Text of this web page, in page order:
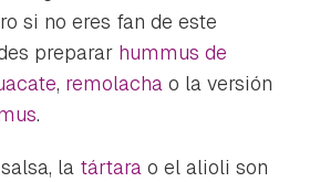
si no eres fan de este
preparar hummus de
, remolacha o la versión
.
la tártara o el alioli son